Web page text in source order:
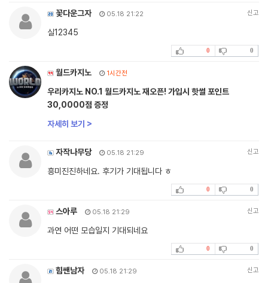
꽃다운그자 05.18 21:22 신고
실12345
0 0
월드카지노 1시간전
우리카지노 NO.1 월드카지노 재오픈! 가입시 핫썰 포인트
30,0000점 증정
자세히 보기 >
자작나무당 05.18 21:29 신고
흥미진진하네요. 후기가 기대됩니다 ㅎ
0 0
스아루 05.18 21:29 신고
과연 어떤 모습일지 기대되네요
0 0
힘쌘남자 05.18 21:29 신고